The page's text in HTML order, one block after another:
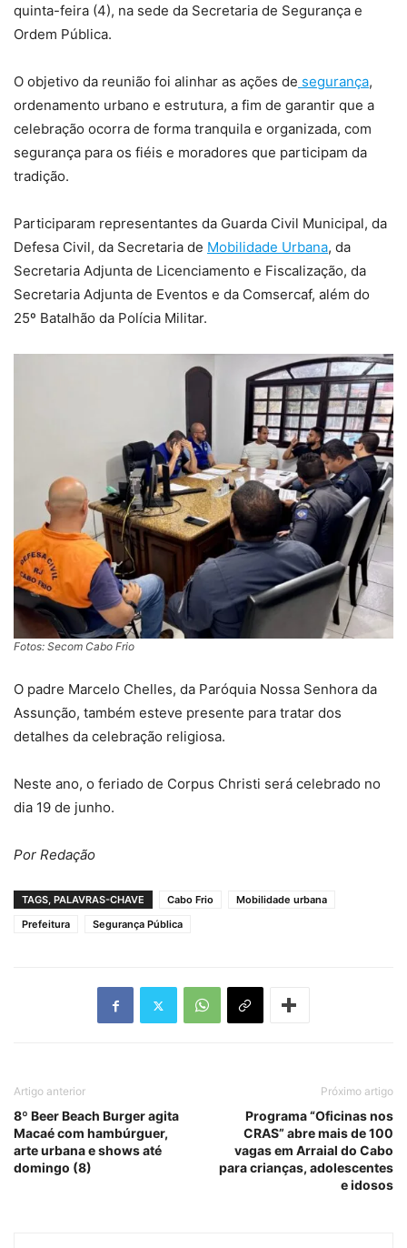
quinta-feira (4), na sede da Secretaria de Segurança e
Ordem Pública.
O objetivo da reunião foi alinhar as ações de segurança,
ordenamento urbano e estrutura, a fim de garantir que a
celebração ocorra de forma tranquila e organizada, com
segurança para os fiéis e moradores que participam da
tradição.
Participaram representantes da Guarda Civil Municipal, da
Defesa Civil, da Secretaria de Mobilidade Urbana, da
Secretaria Adjunta de Licenciamento e Fiscalização, da
Secretaria Adjunta de Eventos e da Comsercaf, além do
25º Batalhão da Polícia Militar.
Fotos: Secom Cabo Frio
O padre Marcelo Chelles, da Paróquia Nossa Senhora da
Assunção, também esteve presente para tratar dos
detalhes da celebração religiosa.
Neste ano, o feriado de Corpus Christi será celebrado no
dia 19 de junho.
Por Redação
TAGS, PALAVRAS-CHAVE Cabo Frio
Mobilidade urbana
Prefeitura
Segurança Pública
Artigo anterior
8º Beer Beach Burger agita
Macaé com hambúrguer,
arte urbana e shows até
domingo (8)
Próximo artigo
Programa “Oficinas nos
CRAS” abre mais de 100
vagas em Arraial do Cabo
para crianças, adolescentes
e idosos